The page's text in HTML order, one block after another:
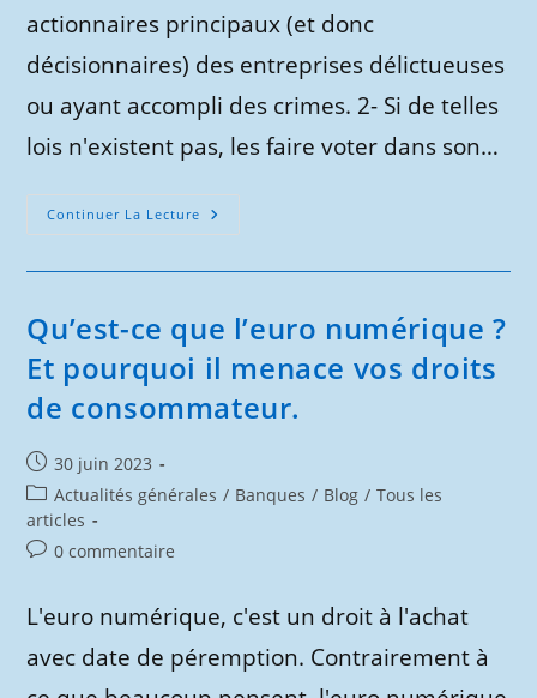
actionnaires principaux (et donc
décisionnaires) des entreprises délictueuses
ou ayant accompli des crimes. 2- Si de telles
lois n'existent pas, les faire voter dans son…
Continuer La Lecture Blackrock,
Vanguard
Actionnaires
Responsables
Des
Actes
Commis
Dans
Détiennent
Qu’est-ce que l’euro numérique ?
Et pourquoi il menace vos droits
de consommateur.
Publication
publiée :
30 juin 2023
Post
category:
Actualités générales / Banques / Blog / Tous les
articles
Commentaires
publication :
0 commentaire
L'euro numérique, c'est un droit à l'achat
avec date de péremption. Contrairement à